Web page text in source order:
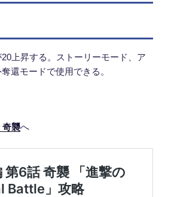
20上昇する。ストーリーモード、ア
還モードで使用できる。
奇襲へ